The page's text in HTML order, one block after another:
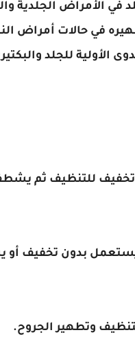
الأمراض الجلدية
في حالات أمراض
للجلد
للتنظيف ثم يشطف